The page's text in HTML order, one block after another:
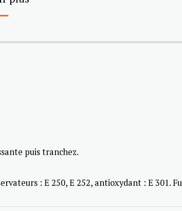
puis tranchez.
: E 250, E 252, antioxydant : E 301.